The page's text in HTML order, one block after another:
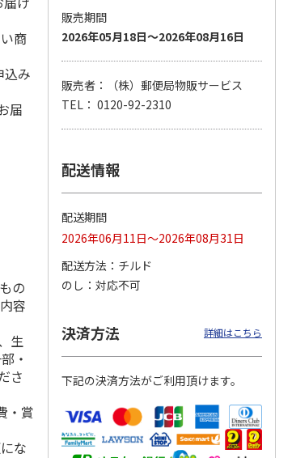
元＞【冷凍】
【冷凍】全国各地の
ース
(送料・税込)
仙台名物 柔らか厚
4.7（3）
商
込み
届
の
容
生
・
さ
・賞
な
販売期間
2026年05月18日～2026年08月16日
販売者：（株）郵便局物販サービス
TEL： 0120-92-2310
配送情報
配送期間
2026年06月11日～2026年08月31日
配送方法
チルド
のし
対応不可
決済方法 詳細はこちら
下記の決済方法がご利用頂けます。